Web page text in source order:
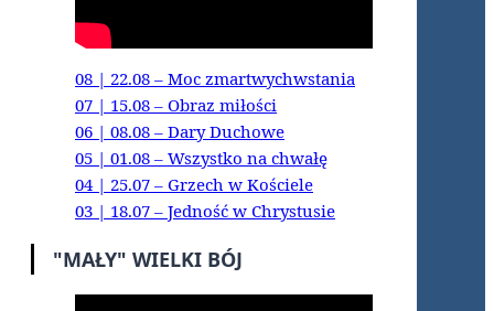
08 | 22.08 – Moc zmartwychwstania
07 | 15.08 – Obraz miłości
06 | 08.08 – Dary Duchowe
05 | 01.08 – Wszystko na chwałę
04 | 25.07 – Grzech w Kościele
03 | 18.07 – Jedność w Chrystusie
"MAŁY" WIELKI BÓJ